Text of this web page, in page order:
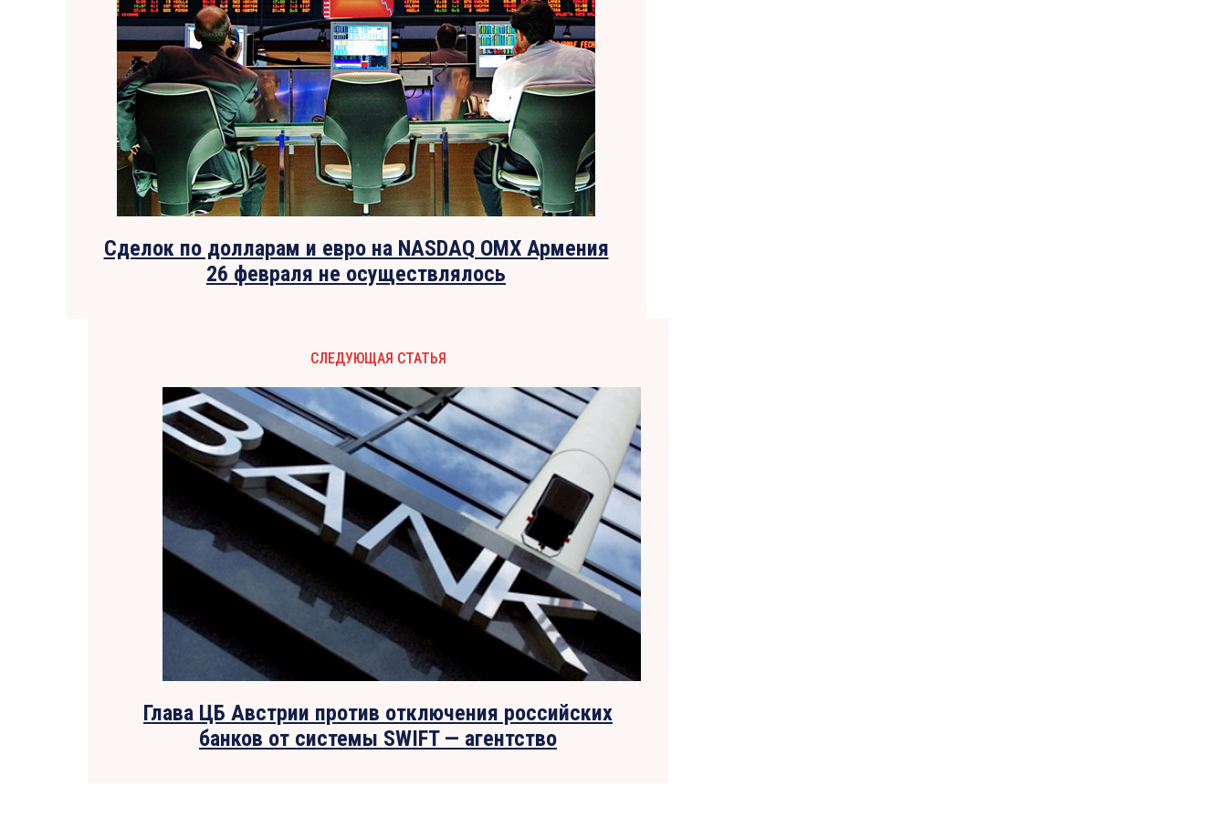
Сделок по долларам и евро на NASDAQ OMX Армения
26 февраля не осуществлялось
СЛЕДУЮЩАЯ СТАТЬЯ
Глава ЦБ Австрии против отключения российских
банков от системы SWIFT — агентство